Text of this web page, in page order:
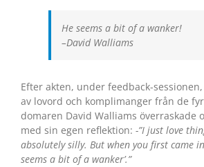
He seems a bit of a wanker!
–David Walliams
Efter akten, under feedback-
av lovord och komplimanger från de
domaren David Walliams överraskade
med sin egen reflektion: -”I just love
absolutely silly. But when you first came
seems a bit of a wanker’.”